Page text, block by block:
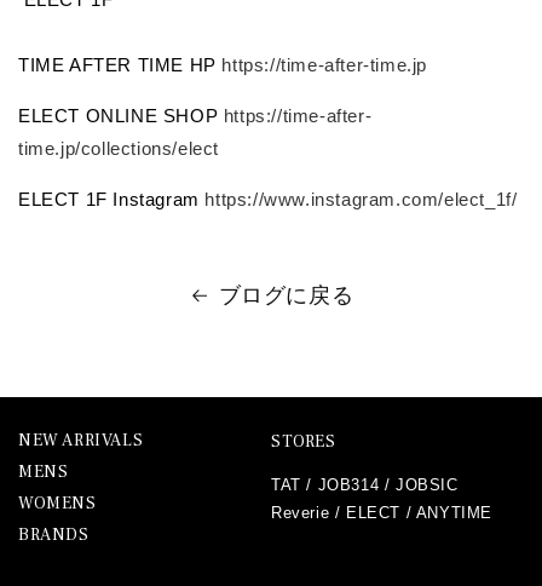
TIME AFTER TIME HP https://time-after-time.jp
ELECT ONLINE SHOP https://time-after-
time.jp/collections/elect
ELECT 1F Instagram https://www.instagram.com/elect_1f/
ブログに戻る
NEW ARRIVALS
MENS
WOMENS
BRANDS
STORES
TAT / JOB314 /JOBSIC
Reverie / ELECT / ANYTIME